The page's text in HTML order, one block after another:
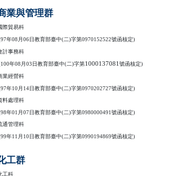
業與管理群
際貿易科
年08 月06日教育部臺中(二)字第0970152522號函核定)
計事務科
年08 月03 日教育部臺中(二)字第1000137081號函核定)
業經營科
年10 月 14日教育部臺中(二)字第0970202727號函核定)
料處理科
年01 月07日教育部臺中(二)字第0980000491號函核定)
通管理科
年11 月 10 日教育部臺中(二)字第0990194869號函核定)
工群
工科